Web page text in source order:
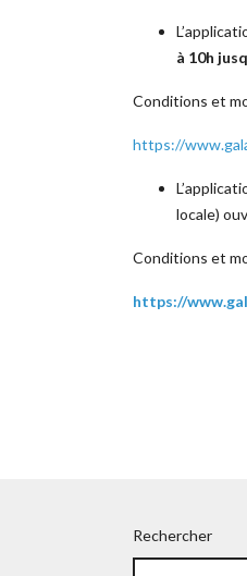
à 10h
Conditions et
https://
locale)
Conditions et
https://
Rechercher